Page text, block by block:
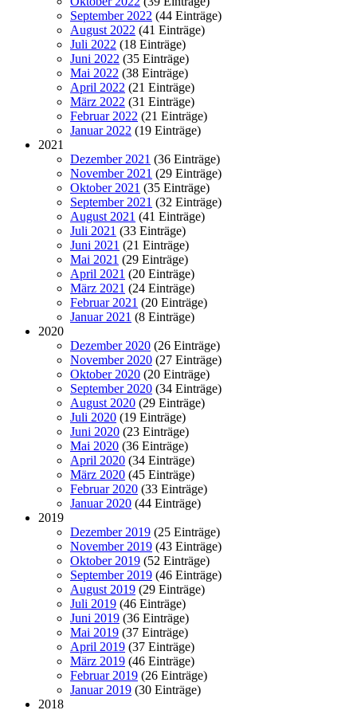
September 2022 (44 Einträge)
August 2022 (41 Einträge)
Juli 2022 (18 Einträge)
Juni 2022 (35 Einträge)
Mai 2022 (38 Einträge)
April 2022 (21 Einträge)
März 2022 (31 Einträge)
Februar 2022 (21 Einträge)
Januar 2022 (19 Einträge)
2021
Dezember 2021 (36 Einträge)
November 2021 (29 Einträge)
Oktober 2021 (35 Einträge)
September 2021 (32 Einträge)
August 2021 (41 Einträge)
Juli 2021 (33 Einträge)
Juni 2021 (21 Einträge)
Mai 2021 (29 Einträge)
April 2021 (20 Einträge)
März 2021 (24 Einträge)
Februar 2021 (20 Einträge)
Januar 2021 (8 Einträge)
2020
Dezember 2020 (26 Einträge)
November 2020 (27 Einträge)
Oktober 2020 (20 Einträge)
September 2020 (34 Einträge)
August 2020 (29 Einträge)
Juli 2020 (19 Einträge)
Juni 2020 (23 Einträge)
Mai 2020 (36 Einträge)
April 2020 (34 Einträge)
März 2020 (45 Einträge)
Februar 2020 (33 Einträge)
Januar 2020 (44 Einträge)
2019
Dezember 2019 (25 Einträge)
November 2019 (43 Einträge)
Oktober 2019 (52 Einträge)
September 2019 (46 Einträge)
August 2019 (29 Einträge)
Juli 2019 (46 Einträge)
Juni 2019 (36 Einträge)
Mai 2019 (37 Einträge)
April 2019 (37 Einträge)
März 2019 (46 Einträge)
Februar 2019 (26 Einträge)
Januar 2019 (30 Einträge)
2018